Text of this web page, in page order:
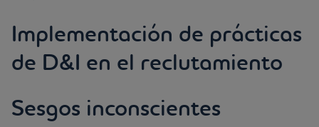
Implementación de prácticas
de D&I en el reclutamiento
Sesgos inconscientes